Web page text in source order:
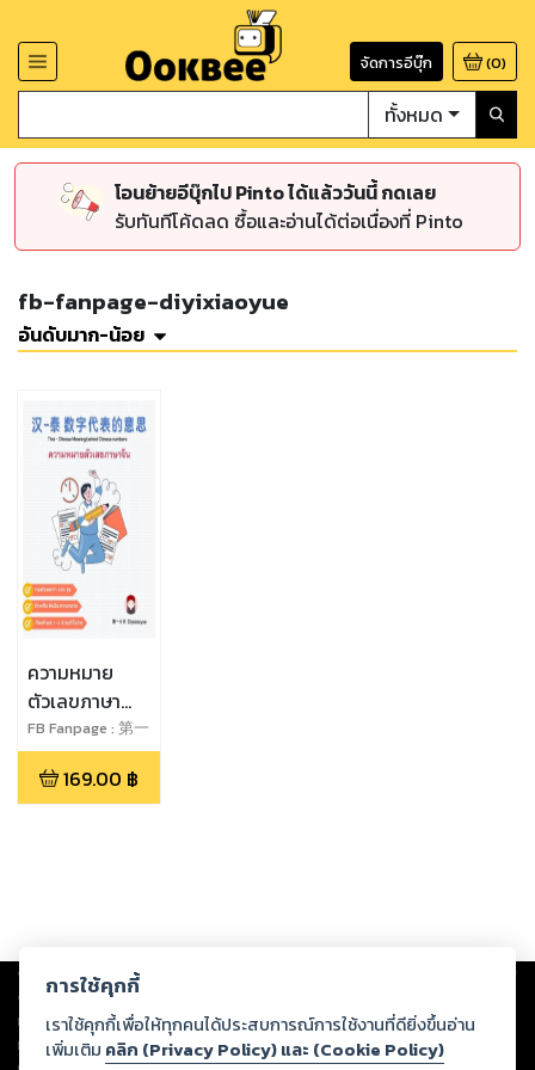
จัดการอีบุ๊ก (0)
ทั้งหมด
โอนย้ายอีบุ๊กไป Pinto ได้แล้ววันนี้ กดเลย
รับทันทีโค้ดลด ซื้อและอ่านได้ต่อเนื่องที่ Pinto
fb-fanpage-diyixiaoyue
อันดับมาก-น้อย
ความหมาย
ตัวเลขภาษา
จีนThai -
Chinese
Meaning
FB Fanpage : 第一
小月diyixiaoyue
169.00 ฿
Copyright © 2026
ต่อผลงานหรือเนื้อหาใดที่อัปโหลดผ่านเว็บไซต์และปรากฏว่าละเมิดสิทธิใน
ทรัพย์สินทางปัญญาของบุคคลอื่นหรือขัดต่อกฎหมายและศีลธรรม ดังนั้น ผู้อ่าน
ทุกท่านโปรดใช้วิจารณญาณในการกลั่นกรองด้วยตนเอง และหากท่านพบว่าส่วน
การใช้คุกกี้
เราใช้คุกกี้เพื่อให้ทุกคนได้ประสบการณ์การใช้งานที่ดียิ่งขึ้นอ่าน
เพิ่มเติม คลิก (Privacy Policy) และ (Cookie Policy)